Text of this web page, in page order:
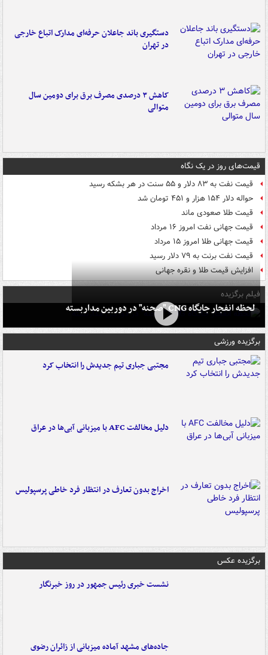
دستگیری باند جاعلان حرفه‌ای مدارک اتباع خارجی
در تهران
کاهش ۳ درصدی مصرف برق برای دومین سال
متوالی
قیمت‌های روز در یک نگاه
قیمت نفت به ۸۳ دلار و ۵۵ سنت در هر بشکه رسید
حواله دلار ۱۵۴ هزار و ۴۵۱ تومان شد
قیمت طلا صعودی ماند
قیمت جهانی نفت امروز ۱۶ مرداد
قیمت جهانی طلا امروز ۱۵ مرداد
قیمت نفت برنت به ۷۹ دلار رسید
افزایش قیمت طلا و نقره جهانی
فیلم برگزیده
لحظه انفجار جایگاه CNG "صحنه" در دوربین مداربسته
برگزیده ورزشی
مجتبی جباری تیم جدیدش را انتخاب کرد
دلیل مخالفت AFC با میزبانی آبی‌ها در عراق
اخراج بدون تعارف در انتظار فرد خاطی پرسپولیس
برگزیده عکس
نشست خبری رئیس جمهور در روز خبرنگار
جاده‌های مشهد آماده میزبانی از زائران رضوی